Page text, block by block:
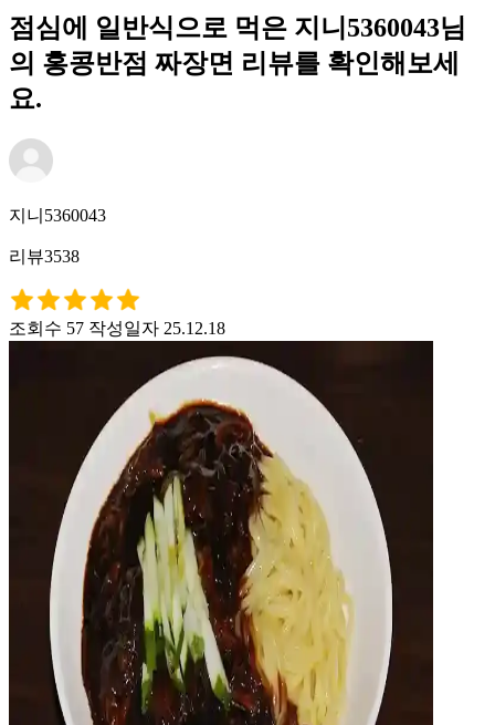
점심에 일반식으로 먹은 지니5360043님
의 홍콩반점 짜장면 리뷰를 확인해보세
요.
지니5360043
리뷰3538
조회수 57 작성일자 25.12.18